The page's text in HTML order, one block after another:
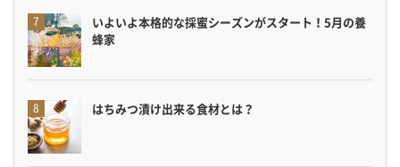
いよいよ本格的な採蜜シーズンがスタート！5月の養
蜂家
はちみつ漬け出来る食材とは？